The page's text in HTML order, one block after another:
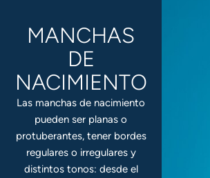
MANCHAS
DE
NACIMIENTO
Las manchas de nacimiento
pueden ser planas o
protuberantes, tener bordes
regulares o irregulares y
distintos tonos: desde el